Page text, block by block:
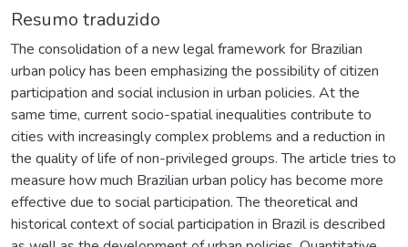
Resumo traduzido
The consolidation of a new legal framework for Brazilian
urban policy has been emphasizing the possibility of citizen
participation and social inclusion in urban policies. At the
same time, current socio-spatial inequalities contribute to
cities with increasingly complex problems and a reduction in
the quality of life of non-privileged groups. The article tries to
measure how much Brazilian urban policy has become more
effective due to social participation. The theoretical and
historical context of social participation in Brazil is described